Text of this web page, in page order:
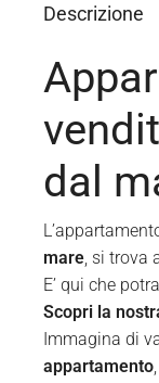
Descrizione
dal
mare, si trova
E’ qui che
Scopri la
Immagina di
appartamento